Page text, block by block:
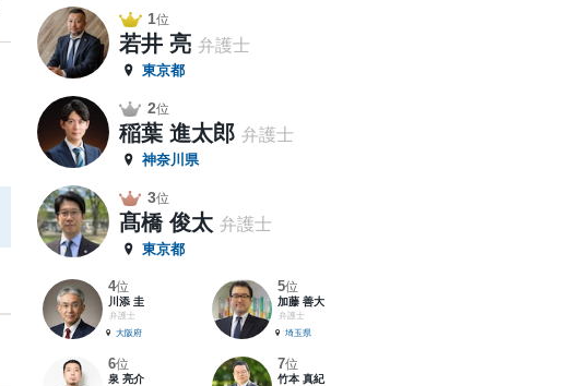
1位
若井 亮 弁護士
東京都
2位
稲葉 進太郎 弁護士
神奈川県
3位
髙橋 俊太 弁護士
東京都
4位
川添 圭
弁護士
大阪府
5位
加藤 善大
弁護士
埼玉県
6位
泉 亮介
7位
竹本 真紀